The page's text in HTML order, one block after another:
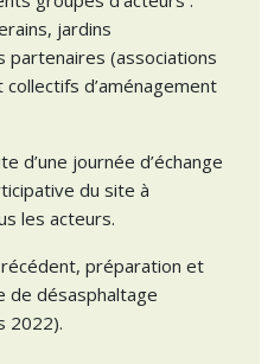
jardins
partenaires (associations
d’aménagement
d’une journée d’échange
du site à
les acteurs.
préparation et
de désasphaltage
2022).